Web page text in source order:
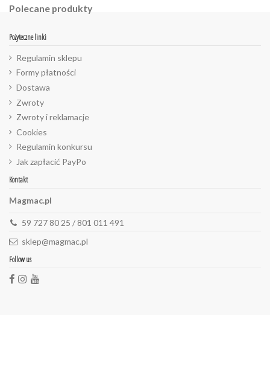
Polecane produkty
Pożyteczne linki
Regulamin sklepu
Formy płatności
Dostawa
Zwroty
Zwroty i reklamacje
Cookies
Regulamin konkursu
Jak zapłacić PayPo
Kontakt
Magmac.pl
59 727 80 25 / 801 011 491
sklep@magmac.pl
Follow us